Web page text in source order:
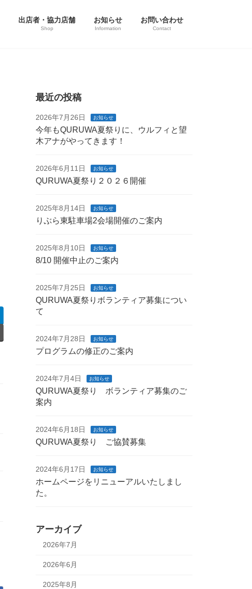
出店者・協力店舗
Shop
お知らせ
Information
お問い合わせ
Contact
最近の投稿
2026年7月26日 お知らせ
今年もQURUWA夏祭りに、ウルフィと望
木アナがやってきます！
2026年6月11日 お知らせ
QURUWA夏祭り２０２６開催
2025年8月14日 お知らせ
りぶら東駐車場2会場開催のご案内
2025年8月10日 お知らせ
8/10 開催中止のご案内
2025年7月25日 お知らせ
QURUWA夏祭りボランティア募集につい
て
2024年7月28日 お知らせ
プログラムの修正のご案内
2024年7月4日 お知らせ
QURUWA夏祭り ボランティア募集のご
案内
2024年6月18日 お知らせ
QURUWA夏祭り ご協賛募集
2024年6月17日 お知らせ
ホームページをリニューアルいたしまし
た。
アーカイブ
2026年7月
2026年6月
2025年8月